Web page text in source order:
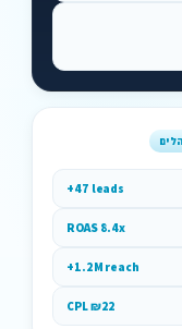
+47 leads
ROAS 8.4x
+1.2M reach
CPL ₪22